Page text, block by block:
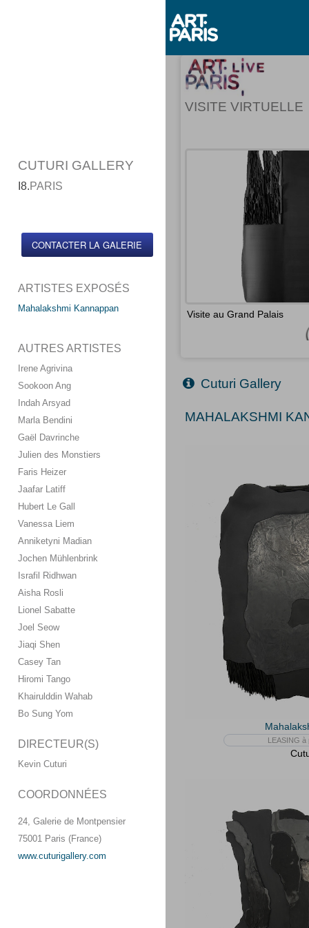
CUTURI GALLERY
I8.PARIS
CONTACTER LA GALERIE
ARTISTES EXPOSÉS
Mahalakshmi Kannappan
AUTRES ARTISTES
Irene Agrivina
Sookoon Ang
Indah Arsyad
Marla Bendini
Gaël Davrinche
Julien des Monstiers
Faris Heizer
Jaafar Latiff
Hubert Le Gall
Vanessa Liem
Anniketyni Madian
Jochen Mühlenbrink
Israfil Ridhwan
Aisha Rosli
Lionel Sabatte
Joel Seow
Jiaqi Shen
Casey Tan
Hiromi Tango
Khairulddin Wahab
Bo Sung Yom
DIRECTEUR(S)
Kevin Cuturi
COORDONNÉES
24, Galerie de Montpensier
75001 Paris (France)
www.cuturigallery.com
VISITE VIRTUELLE
Visite au Grand Palais
Cuturi Gallery
MAHALAKSHMI
LEASING